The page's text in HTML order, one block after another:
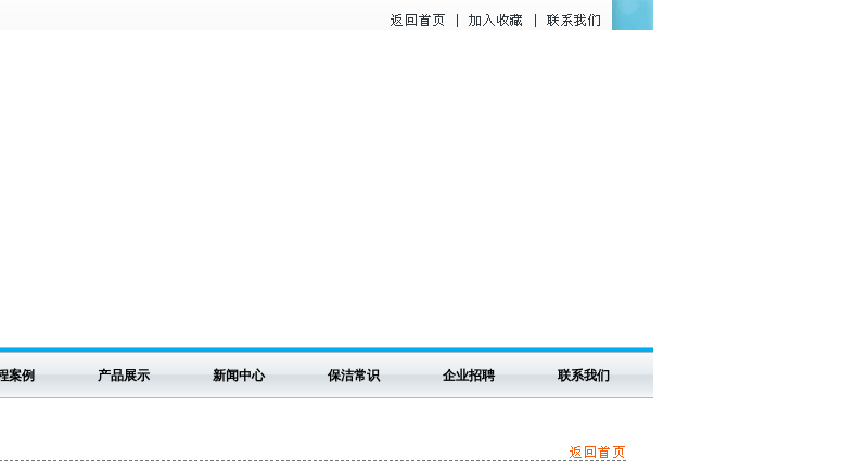
案例 产品展示 新闻中心 保洁常识 企业招聘 联系我们